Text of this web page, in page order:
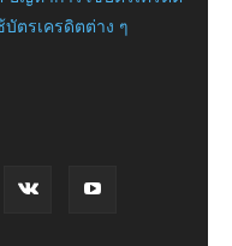
ตรเครดิตต่าง ๆ